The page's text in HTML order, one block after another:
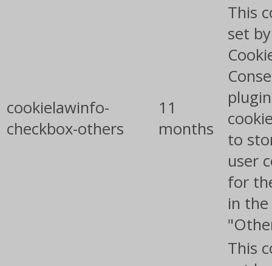
cookielawinfo-
checkbox-others
11
months
This
set
to
user
for
in
This